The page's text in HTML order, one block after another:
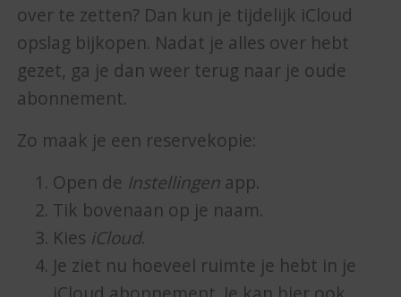
over te zetten? Dan kun je tijdelijk iCloud
opslag bijkopen. Nadat je alles over hebt
gezet, ga je dan weer terug naar je oude
abonnement.
Zo maak je een reservekopie:
Open de Instellingen app.
Tik bovenaan op je naam.
Kies iCloud.
Je ziet nu hoeveel ruimte je hebt in je